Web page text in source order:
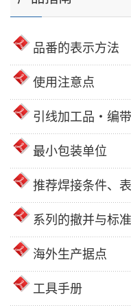
品番的表示方法
使用注意点
引线加工品・编
最小包装单位
推荐焊接条件、
系列的撤并与标
海外生产据点
工具手册